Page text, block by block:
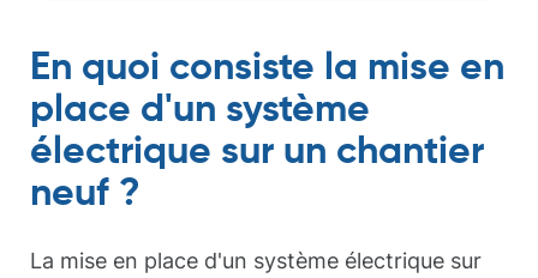
En quoi consiste la mise en
place d'un système
électrique sur un chantier
neuf ?
La mise en place d'un système électrique sur